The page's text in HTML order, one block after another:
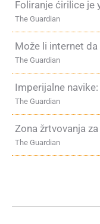
Foliranje ćirilice je
The Guardian
Može li internet da
The Guardian
Imperijalne
The Guardian
Zona žrtvovanja
The Guardian